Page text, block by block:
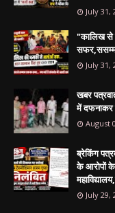
July 31,
"कालिख से
July 31,
खबर
में दफनाकर
August
ब्रेकिंग
के आरोपों के
July 29,